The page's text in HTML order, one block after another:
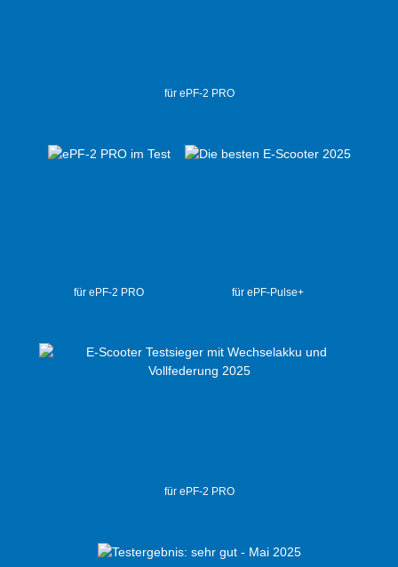
für ePF-2 PRO
für ePF-2 PRO für ePF-Pulse+
für ePF-2 PRO